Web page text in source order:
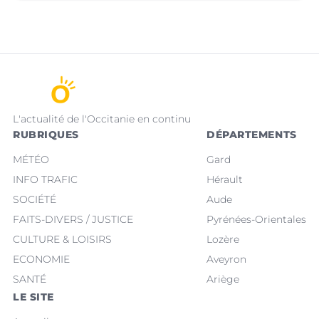
L'actualité de l'Occitanie en continu
RUBRIQUES
MÉTÉO
INFO TRAFIC
SOCIÉTÉ
FAITS-DIVERS / JUSTICE
CULTURE & LOISIRS
ECONOMIE
SANTÉ
DÉPARTEMENTS
Gard
Hérault
Aude
Pyrénées-Orientales
Lozère
Aveyron
Ariège
LE SITE